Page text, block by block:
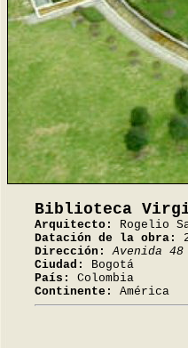
Biblioteca
Arquitecto:
Rogelio
Datación de la obra:
Dirección:
Avenida
Ciudad:
Bogotá
País:
Colombia
Continente:
América